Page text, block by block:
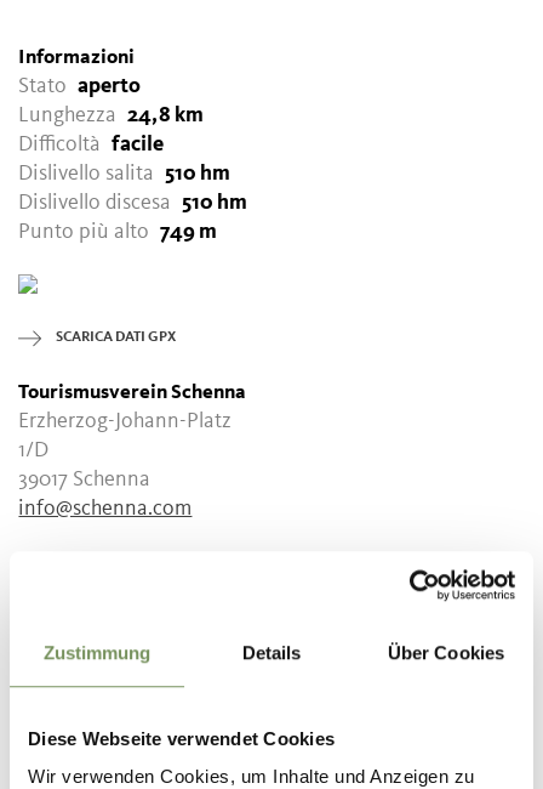
Zustimmung Details Über Cookies
Diese Webseite verwendet Cookies
Wir verwenden Cookies, um Inhalte und Anzeigen zu
Informazioni
Stato aperto
Lunghezza 24,8 km
Difficoltà facile
Dislivello salita
510 hm
Dislivello discesa
510 hm
Punto più alto 749 m
SCARICA DATI GPX
Tourismusverein Schenna
Erzherzog-Johann-Platz
1/D
39017 Schenna
info@schenna.com
IL CONTENUTO VI È STATO UTILE?